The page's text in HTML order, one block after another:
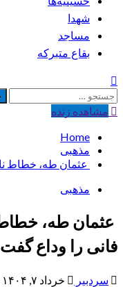
شهدا
مساجد
بقاع متبرکه
جستجو
برای:مشاهده‌ زنده
Home
مذهبی
عثمان طه، خطاط
مذهبی
عثمان طه، خطاط
فانی را وداع گفت
سردبیر خرداد ۷, ۱۴۰۴ - مه ۲۸, ۲۰۲۵